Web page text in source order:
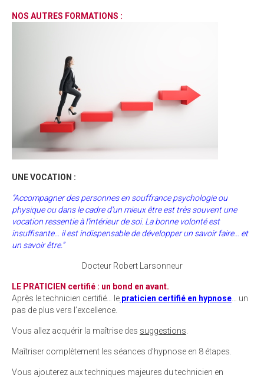
NOS AUTRES FORMATIONS :
UNE VOCATION :
“Accompagner des personnes en souffrance psychologie ou
physique ou dans le cadre d’un mieux être est très souvent une
vocation ressentie à l’intérieur de soi. La bonne volonté est
insuffisante… il est indispensable de développer un savoir faire… et
un savoir être.”
Docteur Robert Larsonneur
LE PRATICIEN certifié : un bond en avant.
Après le technicien certifié… le praticien certifié en hypnose… un
pas de plus vers l’excellence.
Vous allez acquérir la maîtrise des suggestions.
Maîtriser complètement les séances d’hypnose en 8 étapes.
Vous ajouterez aux techniques majeures du technicien en